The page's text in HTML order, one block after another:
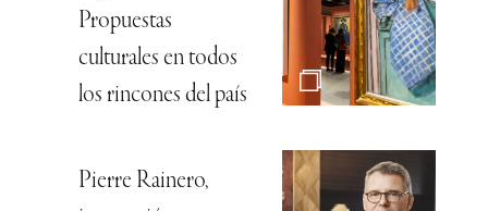
Propuestas
culturales en todos
los rincones del país
Pierre Rainero,